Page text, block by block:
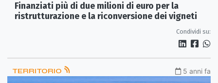
Finanziati più di due milioni di euro per la
ristrutturazione e la riconversione dei vigneti
Condividi su:
TERRITORIO 5 anni fa